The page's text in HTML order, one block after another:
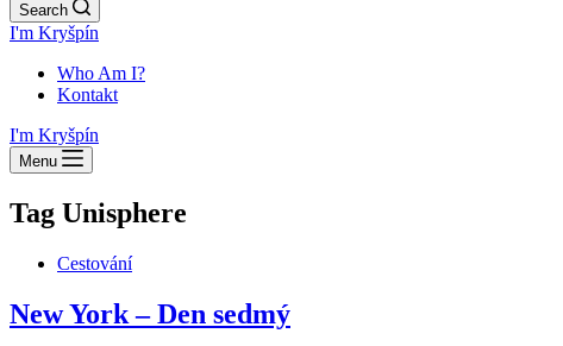
Search
I'm Kryšpín
Who Am I?
Kontakt
I'm Kryšpín
Menu
Tag Unisphere
Cestování
New York – Den sedmý